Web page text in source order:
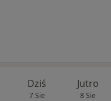
Dziś
7 Sie
Jutro
8 Sie